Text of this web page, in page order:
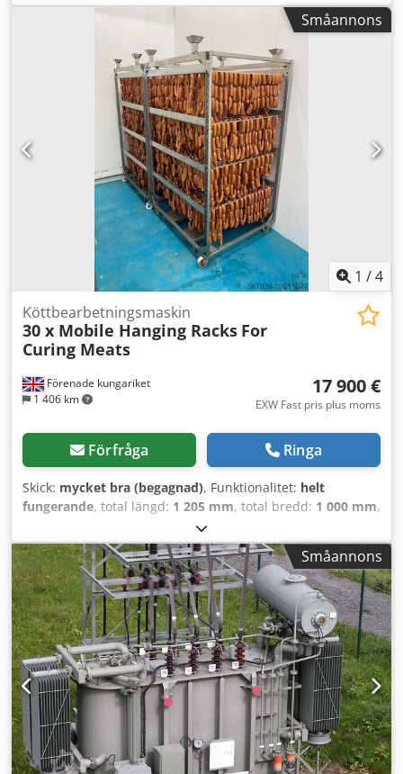
Germany Fiberlaser: 30W, 20W eller 50W •
Lasersäkerhetsklass 1 • Våglängd 1064 nm • Märkfältstorlek
150x150 mm (större storlekar som tillval) •
Märkprogramvara EZCAD på tyska/engelska • Tillval:
rotationsaxel (trebackschuck) • Tillval: digitalt
höjdmätarsystem • Tillval: autofokussystem – system för
automatisk fokuseringsbestämning • Tillval:
utsugningssystem (inkl. aktivt kolfilter) • Pilotlaser (enkel
förhandsvisning, konturförhandsvisning) • Fokussökare
(enkel fokusinställning) • Signallampa för
driftsstatusindikering • Max. arbetsstyckeshöjd ca. 300 mm
• Elektriskt justerbar Z-axel • Integrerad PC med Windows-
operativsystem • IPS PCAP pekskärm och
tangentbordsbricka, höjdjusterbar • Stativ av
aluminiumprofil • Luftkyld • Dörrbredd ca. 700 mm /
dörrhöjd (öppning): 400 mm • Anslutning: 230V • Mått: ca.
900 x 800 x 1900 mm (LxBxH) • Vikt: ca. 120 kg
Småannons
1 /4
Förenade kungariket
1 406 km
Köttbearbetningsmaskin
30 x Mobile Hanging Racks For
Curing Meats
17 900 €
EXW Fast pris plus moms
Förfråga Ringa
Skick: mycket bra (begagnad), Funktionalitet: helt
fungerande, total längd: 1 205 mm, total bredd: 1 000 mm,
, REF: MM6147 30 st.
upphängningsställ av rostfritt stål för torkning av kött,
tidigare använt för upphängning av chorizo. Dessa ställ
kan staplas på varandra. Totala mått – 1205 mm långt x
1000 mm brett x 1890 mm högt. Dcodpfox Tg Axjx Apdsk
Småannons